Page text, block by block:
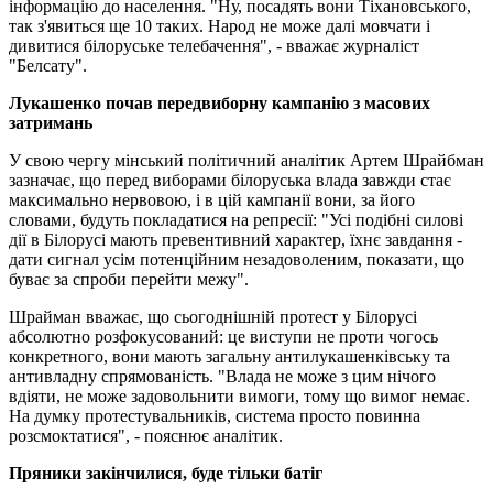
інформацію до населення. "Ну, посадять вони Тіхановського,
так з'явиться ще 10 таких. Народ не може далі мовчати і
дивитися білоруське телебачення", - вважає журналіст
"Белсату".
Лукашенко почав передвиборну кампанію з масових
затримань
У свою чергу мінський політичний аналітик Артем Шрайбман
зазначає, що перед виборами білоруська влада завжди стає
максимально нервовою, і в цій кампанії вони, за його
словами, будуть покладатися на репресії: "Усі подібні силові
дії в Білорусі мають превентивний характер, їхнє завдання -
дати сигнал усім потенційним незадоволеним, показати, що
буває за спроби перейти межу".
Шрайман вважає, що сьогоднішній протест у Білорусі
абсолютно розфокусований: це виступи не проти чогось
конкретного, вони мають загальну антилукашенківську та
антивладну спрямованість. "Влада не може з цим нічого
вдіяти, не може задовольнити вимоги, тому що вимог немає.
На думку протестувальників, система просто повинна
розсмоктатися", - пояснює аналітик.
Пряники закінчилися, буде тільки батіг